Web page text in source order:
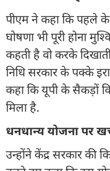
पीएम ने कहा कि पहले
घोषणा भी पूरी होना
कहती है वो करके
निधि सरकार के पक्के
कहा कि यूपी के सैकड़ों
मिला है.
धनधान्य योजना पर
उन्होंने केंद्र सरकार की